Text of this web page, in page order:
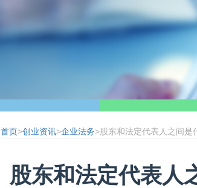
首页>创业资讯>企业法务>股东和法定代表人之间是
股东和法定代表人